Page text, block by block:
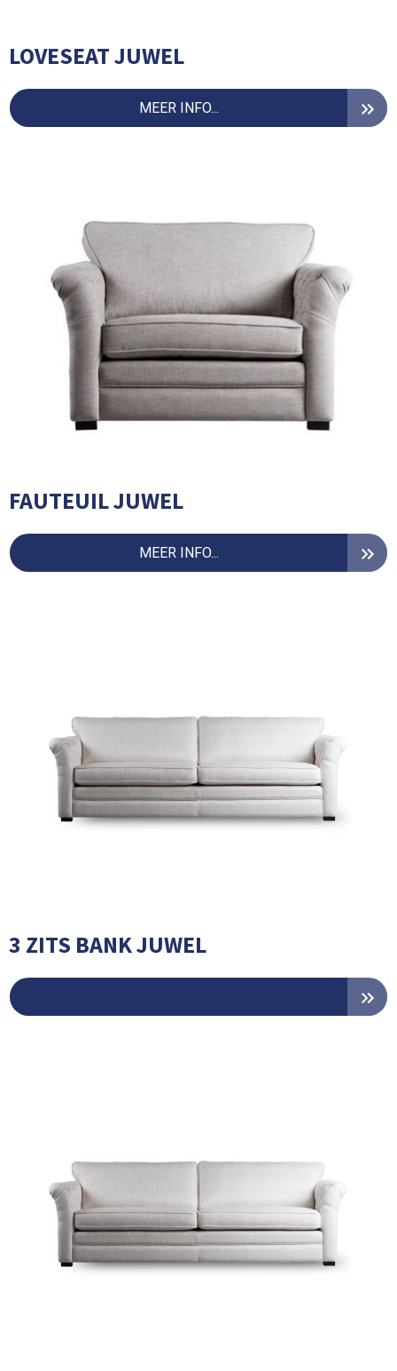
LOVESEAT JUWEL
MEER INFO...
FAUTEUIL JUWEL
MEER INFO...
3 ZITS BANK JUWEL